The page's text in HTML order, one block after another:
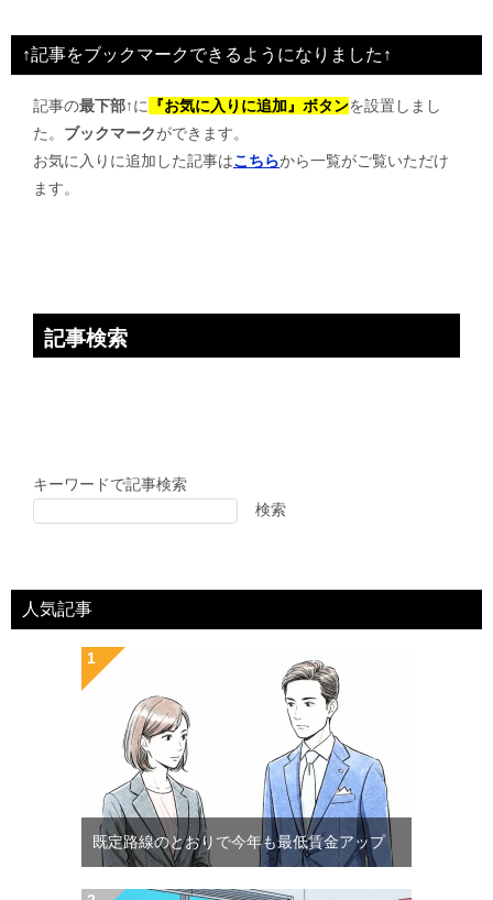
ビ
ゲ
↑記事をブックマークできるようになりました↑
記事の最下部↑に 『お気に入りに追加』ボタンを設置しまし
た。 ブックマークができます。
お気に入りに追加した記事はこちらから一覧がご覧いただけ
ます。
記事検索
キーワードで記事検索
検索
人気記事
既定路線のとおりで今年も最低賃金アップ